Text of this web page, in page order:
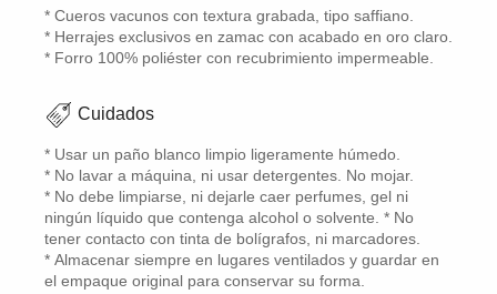
* Cueros vacunos con textura grabada, tipo saffiano.
* Herrajes exclusivos en zamac con acabado en oro claro.
* Forro 100% poliéster con recubrimiento impermeable.
Cuidados
* Usar un paño blanco limpio ligeramente húmedo.
* No lavar a máquina, ni usar detergentes. No mojar.
* No debe limpiarse, ni dejarle caer perfumes, gel ni
ningún líquido que contenga alcohol o solvente. * No
tener contacto con tinta de bolígrafos, ni marcadores.
* Almacenar siempre en lugares ventilados y guardar en
el empaque original para conservar su forma.